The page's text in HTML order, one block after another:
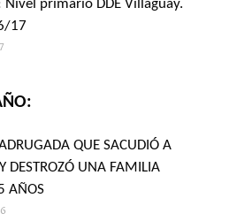
Nivel primario DDE Villaguay.
17
QUE SACUDIÓ A
DESTROZÓ UNA FAMILIA
AÑOS